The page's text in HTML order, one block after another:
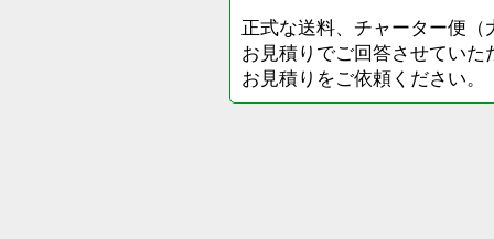
正式な送料、チャーター便
お見積りでご回答させてい
お見積りをご依頼ください。